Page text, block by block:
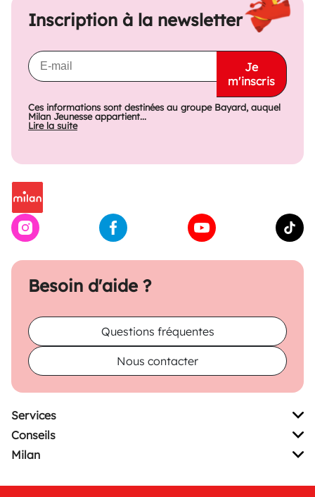
Besoin d'aide ?
Questions fréquentes
Nous contacter
Inscription à la newsletter
Je
m'inscris
Ces informations sont destinées au groupe Bayard, auquel
Milan Jeunesse appartient...
Lire la suite
Services
Conseils
Milan